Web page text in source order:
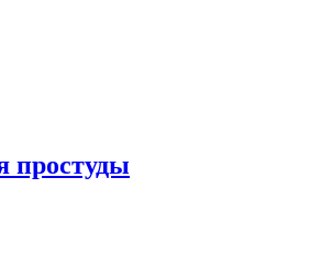
простуды